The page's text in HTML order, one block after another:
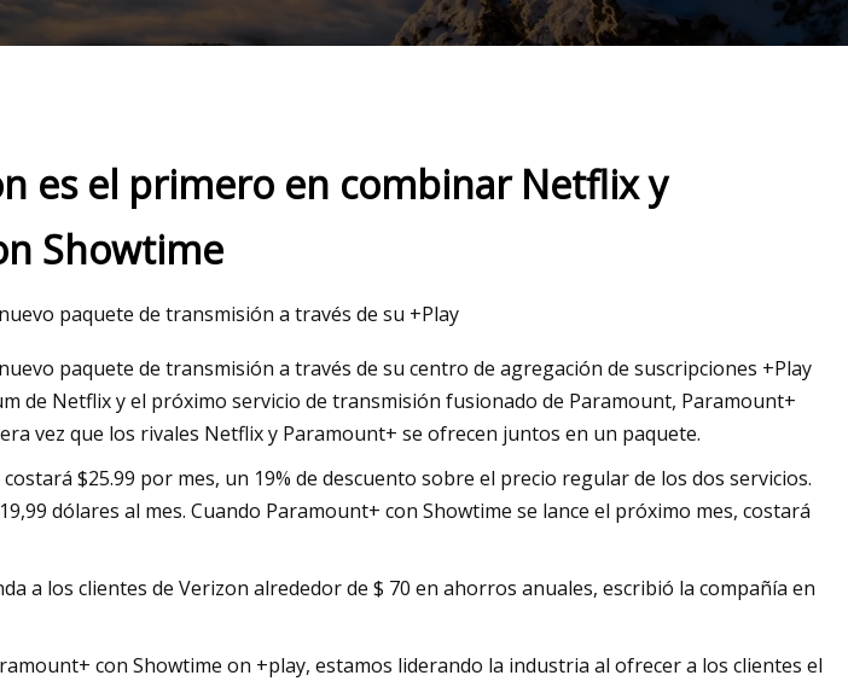
las
Mar 07, 2023
siempre se ven mal
es el primero en combinar Netflix y
Showtime
paquete de transmisión a través de su +Play
paquete de transmisión a través de su centro de agregación de suscripciones +Play
de Netflix y el próximo servicio de transmisión fusionado de Paramount, Paramount+
vez que los rivales Netflix y Paramount+ se ofrecen juntos en un paquete.
$25.99 por mes, un 19% de descuento sobre el precio regular de los dos servicios.
dólares al mes. Cuando Paramount+ con Showtime se lance el próximo mes, costará
a los clientes de Verizon alrededor de $ 70 en ahorros anuales, escribió la compañía en
con Showtime on +play, estamos liderando la industria al ofrecer a los clientes el